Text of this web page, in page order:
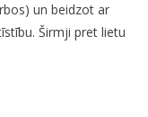
un beidzot ar
Širmji pret lietu